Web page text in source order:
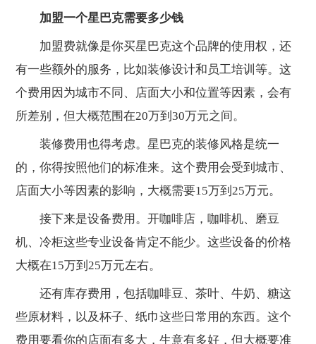
加盟一个星巴克需要多少钱
加盟费就像是你买星巴克这个品牌的使用权，还
有一些额外的服务，比如装修设计和员工培训等。这
个费用因为城市不同、店面大小和位置等因素，会有
所差别，但大概范围在20万到30万元之间。
装修费用也得考虑。星巴克的装修风格是统一
的，你得按照他们的标准来。这个费用会受到城市、
店面大小等因素的影响，大概需要15万到25万元。
接下来是设备费用。开咖啡店，咖啡机、磨豆
机、冷柜这些专业设备肯定不能少。这些设备的价格
大概在15万到25万元左右。
还有库存费用，包括咖啡豆、茶叶、牛奶、糖这
些原材料，以及杯子、纸巾这些日常用的东西。这个
费用要看你的店面有多大，生意有多好，但大概要准